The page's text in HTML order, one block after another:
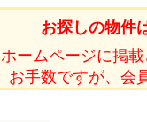
お探しの物件
ホームページに掲
お手数ですが、会